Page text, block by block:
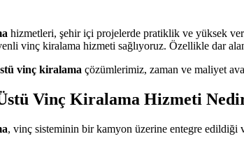
hizmetleri, şehir içi projelerde pratiklik ve yüksek
vinç kiralama hizmeti sağlıyoruz. Özellikle dar
vinç kiralama çözümlerimiz, zaman ve maliyet
Vinç Kiralama Hizmeti
, vinç sisteminin bir kamyon üzerine entegre edildiği